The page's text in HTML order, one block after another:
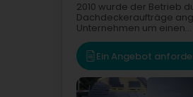
2010 wurde der Betrieb
Dachdeckeraufträge
Unternehmen um einen...
Ein Angebot